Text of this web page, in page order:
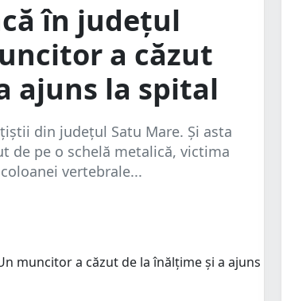
în județul
a căzut
ajuns la spital
din județul Satu Mare. Și asta
de pe o schelă metalică, victima
vertebrale...